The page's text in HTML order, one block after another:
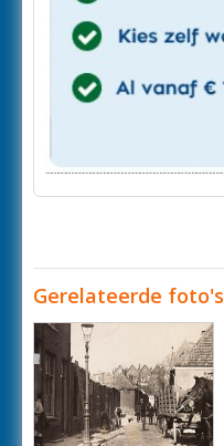
Gerelateerde foto's